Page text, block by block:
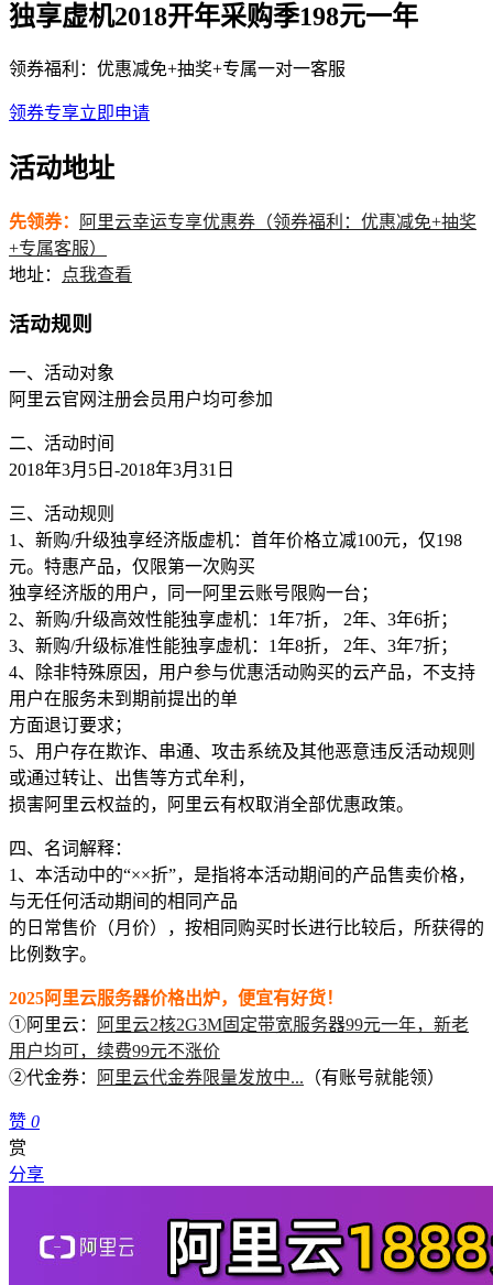
独享虚机2018开年采购季198元一年
领券福利：优惠减免+抽奖+专属一对一客服
领券专享立即申请
活动地址
先领券：
阿里云幸运专享优惠券（领券福利：优惠减免+抽奖
+专属客服）
地址：
点我查看
活动规则
一、活动对象
阿里云官网注册会员用户均可参加
二、活动时间
2018年3月5日-2018年3月31日
三、活动规则
1、新购/升级独享经济版虚机：首年价格立减100元，仅198
元。特惠产品，仅限第一次购买
独享经济版的用户，同一阿里云账号限购一台；
2、新购/升级高效性能独享虚机：1年7折， 2年、3年6折；
3、新购/升级标准性能独享虚机：1年8折， 2年、3年7折；
4、除非特殊原因，用户参与优惠活动购买的云产品，不支持
用户在服务未到期前提出的单
方面退订要求；
5、用户存在欺诈、串通、攻击系统及其他恶意违反活动规则
或通过转让、出售等方式牟利，
损害阿里云权益的，阿里云有权取消全部优惠政策。
四、名词解释：
1、本活动中的“××折”，是指将本活动期间的产品售卖价格，
与无任何活动期间的相同产品
的日常售价（月价），按相同购买时长进行比较后，所获得的
比例数字。
2025阿里云服务器价格出炉，便宜有好货！
①阿里云：
阿里云2核2G3M固定带宽服务器99元一年，新老
用户均可，续费99元不涨价
②代金券：
阿里云代金券限量发放中... （有账号就能领）
赞 0
赏
分享